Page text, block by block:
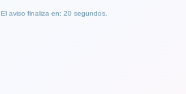
El aviso finaliza en: 19 segundos.